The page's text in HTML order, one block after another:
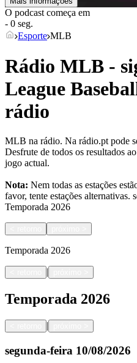
O podcast começa em
- 0 seg.
Esporte MLB
Rádio MLB -
League
rádio
MLB na rádio. Na rádio.pt pode
Desfrute de todos os resultados
jogo actual.
Nota: Nem todas as estações
favor, tente estações alternativas.
Temporada 2026
Temporada 2026
|
Temporada 2026
|
segunda-feira 10/08/2026